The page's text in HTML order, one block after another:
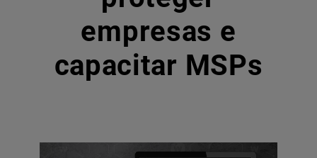
empresas e
capacitar MSPs